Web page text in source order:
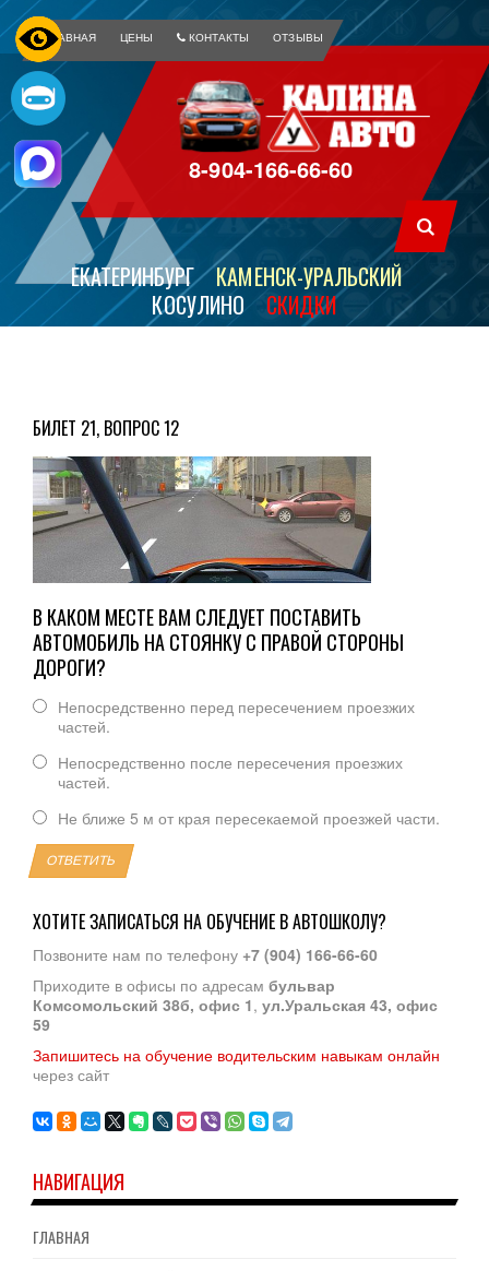
ГЛАВНАЯ ЦЕНЫ КОНТАКТЫ ОТЗЫВЫ
8-904-166-66-60
ЕКАТЕРИНБУРГ
КАМЕНСК-УРАЛЬСКИЙ
КОСУЛИНО
СКИДКИ
БИЛЕТ 21, ВОПРОС 12
В КАКОМ МЕСТЕ ВАМ СЛЕДУЕТ ПОСТАВИТЬ
АВТОМОБИЛЬ НА СТОЯНКУ С ПРАВОЙ СТОРОНЫ
ДОРОГИ?
Непосредственно перед пересечением проезжих
частей.
Непосредственно после пересечения проезжих
частей.
Не ближе 5 м от края пересекаемой проезжей части.
ОТВЕТИТЬ
ХОТИТЕ ЗАПИСАТЬСЯ НА ОБУЧЕНИЕ В АВТОШКОЛУ?
Позвоните нам по телефону +7 (904) 166-66-60
Приходите в офисы по адресам бульвар
Комсомольский 38б, офис 1, ул.Уральская 43, офис
59
Запишитесь на обучение водительским навыкам онлайн
через сайт
НАВИГАЦИЯ
ГЛАВНАЯ